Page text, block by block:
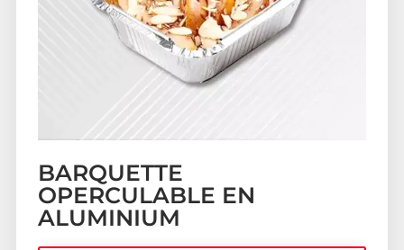
BARQUETTE
OPERCULABLE EN
ALUMINIUM